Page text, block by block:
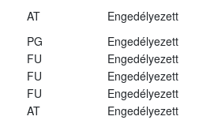
AT
Engedélyezett
PG
Engedélyezett
FU
Engedélyezett
FU
Engedélyezett
FU
Engedélyezett
AT Engedélyezett